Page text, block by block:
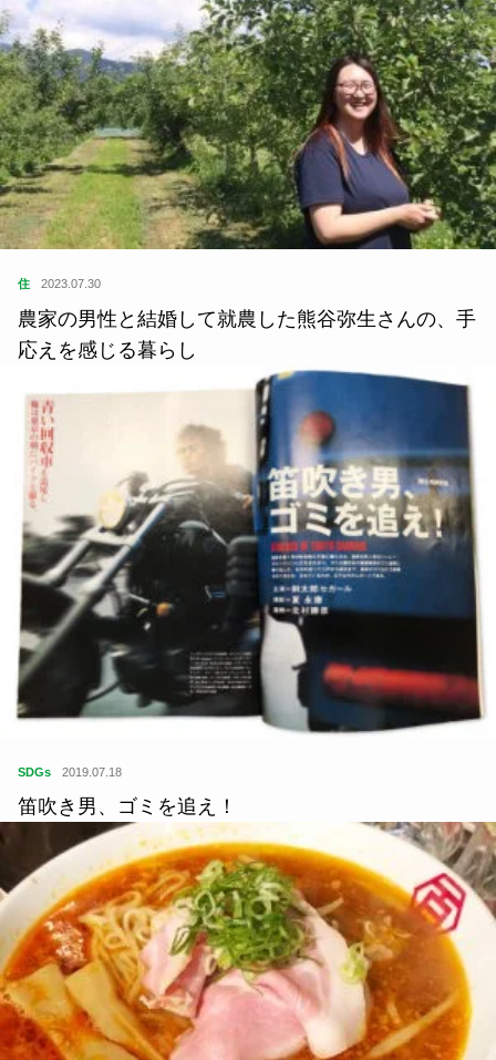
住 2023.07.30
農家の男性と結婚して就農した熊谷弥生さんの、手
応えを感じる暮らし
SDGs 2019.07.18
笛吹き男、ゴミを追え！